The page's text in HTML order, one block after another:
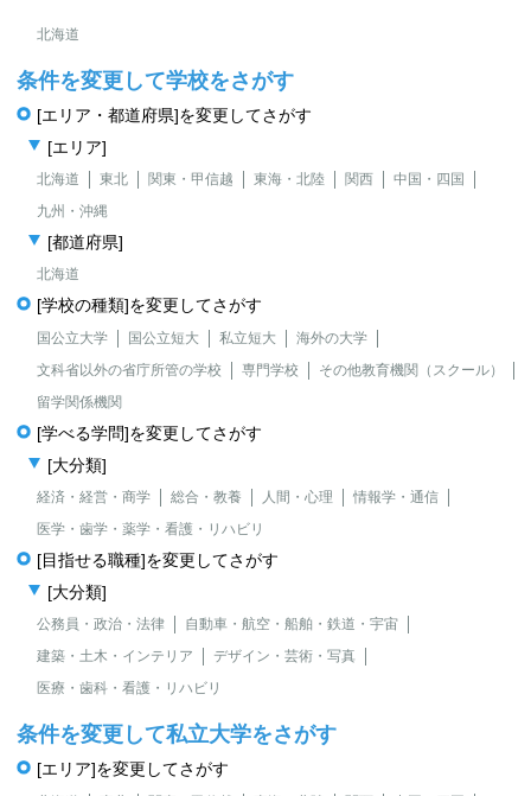
北海道
条件を変更して学校をさがす
[エリア・都道府県]を変更してさがす
[エリア]
北海道 東北 関東・甲信越 東海・北陸 関西
中国・四国
九州・沖縄
[都道府県]
北海道
[学校の種類]を変更してさがす
国公立大学 国公立短大 私立短大
海外の大学
文科省以外の省庁所管の学校
専門学校
その他教育機関（スクール）
留学関係機関
[学べる学問]を変更してさがす
[大分類]
経済・経営・商学 総合・教養 人間・心理
情報学・通信
医学・歯学・薬学・看護・リハビリ
[目指せる職種]を変更してさがす
[大分類]
公務員・政治・法律
自動車・航空・船舶・鉄道・宇宙
建築・土木・インテリア
デザイン・芸術・写真
医療・歯科・看護・リハビリ
条件を変更して私立大学をさがす
[エリア]を変更してさがす